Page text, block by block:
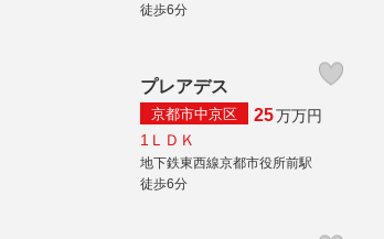
徒歩6分
プレアデス
京都市中京区 25万万円
1ＬＤＫ
地下鉄東西線京都市役所前駅
徒歩6分